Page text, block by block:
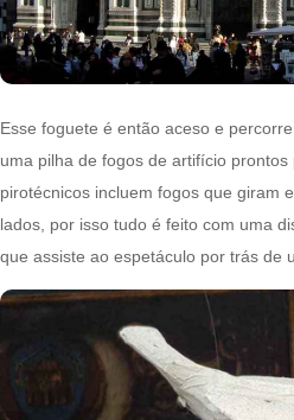
Esse foguete é então aceso e
uma pilha de fogos de artifício
pirotécnicos incluem fogos que giram
lados, por isso tudo é feito com uma
que assiste ao espetáculo por trás de